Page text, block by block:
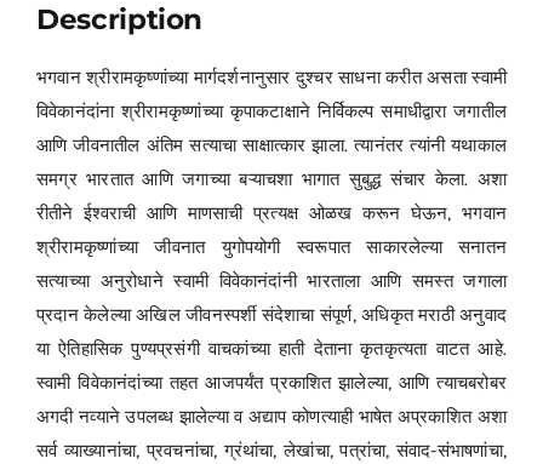
Description
भगवान श्रीरामकृष्णांच्या मार्गदर्शनानुसार दुश्चर साधना करीत असता स्वामी
विवेकानंदांना श्रीरामकृष्णांच्या कृपाकटाक्षाने निर्विकल्प समाधीद्वारा जगातील
आणि जीवनातील अंतिम सत्याचा साक्षात्कार झाला. त्यानंतर त्यांनी यथाकाल
समग्र भारतात आणि जगाच्या बऱ्याचशा भागात सुबुद्ध संचार केला. अशा
रीतीने ईश्वराची आणि माणसाची प्रत्यक्ष ओळख करून घेऊन, भगवान
श्रीरामकृष्णांच्या जीवनात युगोपयोगी स्वरूपात साकारलेल्या सनातन
सत्याच्या अनुरोधाने स्वामी विवेकानंदांनी भारताला आणि समस्त जगाला
प्रदान केलेल्या अखिल जीवनस्पर्शी संदेशाचा संपूर्ण, अधिकृत मराठी अनुवाद
या ऐतिहासिक पुण्यप्रसंगी वाचकांच्या हाती देताना कृतकृत्यता वाटत आहे.
स्वामी विवेकानंदांच्या तहत आजपर्यंत प्रकाशित झालेल्या, आणि त्याचबरोबर
अगदी नव्याने उपलब्ध झालेल्या व अद्याप कोणत्याही भाषेत अप्रकाशित अशा
सर्व व्याख्यानांचा, प्रवचनांचा, ग्रंथांचा, लेखांचा, पत्रांचा, संवाद-संभाषणांचा,